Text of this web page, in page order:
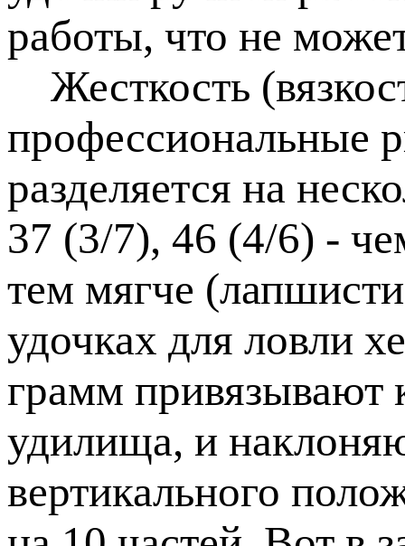
работы, что не
Жесткость
профессиональные
разделяется на
37 (3/7), 46 (4/6) -
тем мягче
удочках для ловли
грамм привязывают
удилища, и
вертикального